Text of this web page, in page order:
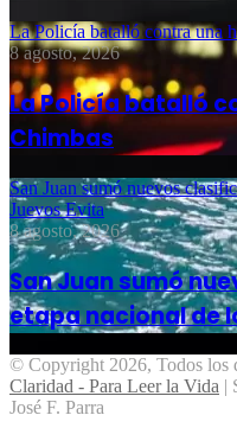
La Policía batalló contra una
8 agosto, 2026
La Policía batalló
Chimbas
San Juan sumó nuevos
Juevos Evita
8 agosto, 2026
San Juan sumó
etapa nacional de
© Copyright 2026, Todos los
Claridad - Para Leer la Vida |
José F. Parra